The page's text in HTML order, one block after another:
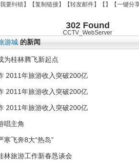
我要纠错】【复制链接】【转发邮件】【 】 【一键分
302 Found
CCTV_WebServer
游城 的新闻
为桂林腾飞新起点
2011年旅游收入突破200亿
2011年旅游收入突破200亿
2011年旅游收入突破200亿
唱主角
寒飞奔8大“热岛”
林旅游工作新春恳谈会